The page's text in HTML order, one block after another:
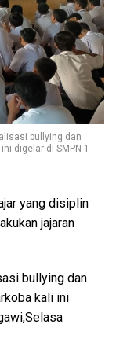
bullying dan
digelar di SMPN 1
yang disiplin
jajaran
bullying dan
kali ini